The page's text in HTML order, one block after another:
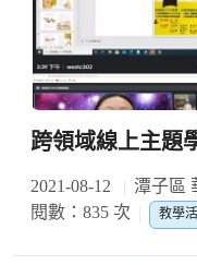
跨領域線上主題
2021-08-12 潭子區
閱數：835 次
教學